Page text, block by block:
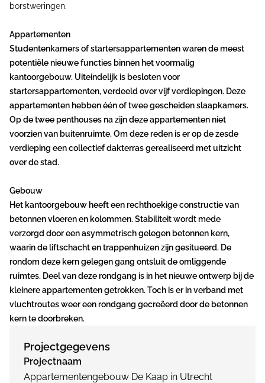
borstweringen.
Appartementen
Studentenkamers of startersappartementen waren de meest
potentiële nieuwe functies binnen het voormalig
kantoorgebouw. Uiteindelijk is besloten voor
startersappartementen, verdeeld over vijf verdiepingen. Deze
appartementen hebben één of twee gescheiden slaapkamers.
Op de twee penthouses na zijn deze appartementen niet
voorzien van buitenruimte. Om deze reden is er op de zesde
verdieping een collectief dakterras gerealiseerd met uitzicht
over de stad.
Gebouw
Het kantoorgebouw heeft een rechthoekige constructie van
betonnen vloeren en kolommen. Stabiliteit wordt mede
verzorgd door een asymmetrisch gelegen betonnen kern,
waarin de liftschacht en trappenhuizen zijn gesitueerd. De
rondom deze kern gelegen gang ontsluit de omliggende
ruimtes. Deel van deze rondgang is in het nieuwe ontwerp bij de
kleinere appartementen getrokken. Toch is er in verband met
vluchtroutes weer een rondgang gecreëerd door de betonnen
kern te doorbreken.
Projectgegevens
Projectnaam
Appartementengebouw De Kaap in Utrecht